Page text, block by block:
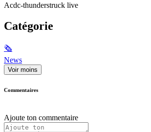
Acdc-thunderstruck live
Catégorie
🗞
News
Voir moins
Commentaires
Ajoute ton commentaire